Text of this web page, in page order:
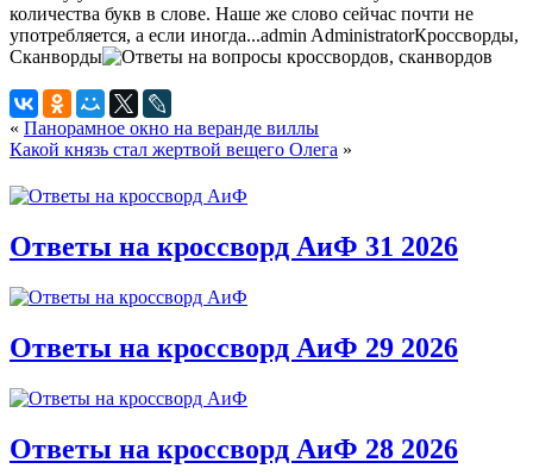
количества букв в слове. Наше же слово сейчас почти не
употребляется, а если иногда...admin AdministratorКроссворды,
Сканворды
« Панорамное окно на веранде виллы
Какой князь стал жертвой вещего Олега »
Ответы на кроссворд АиФ 31 2026
Ответы на кроссворд АиФ 29 2026
Ответы на кроссворд АиФ 28 2026